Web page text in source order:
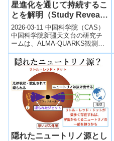
星進化を通じて持続するこ
とを解明（Study Reveals
Hot Molecular Cores
Persist Throughout
Massive Protostar
Evolution）
2026-03-11 中国科学院（CAS）
中国科学院新疆天文台の研究チ
ームは、ALMA-QUARKS観測デ
ータを用いて大質量原始星周辺
のホットコアを系統的に解析...
隠れたニュートリノ源とし